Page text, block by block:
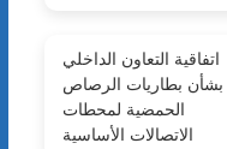
اتفاقية التعاون الداخلي
بشأن بطاريات الرصاص
الحمضية لمحطات
الاتصالات الأساسية